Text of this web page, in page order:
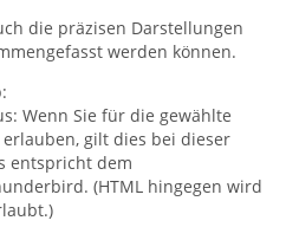
die präzisen Darstellungen
werden können.
Wenn Sie für die gewählte
gilt dies bei dieser
entspricht dem
(HTML hingegen wird